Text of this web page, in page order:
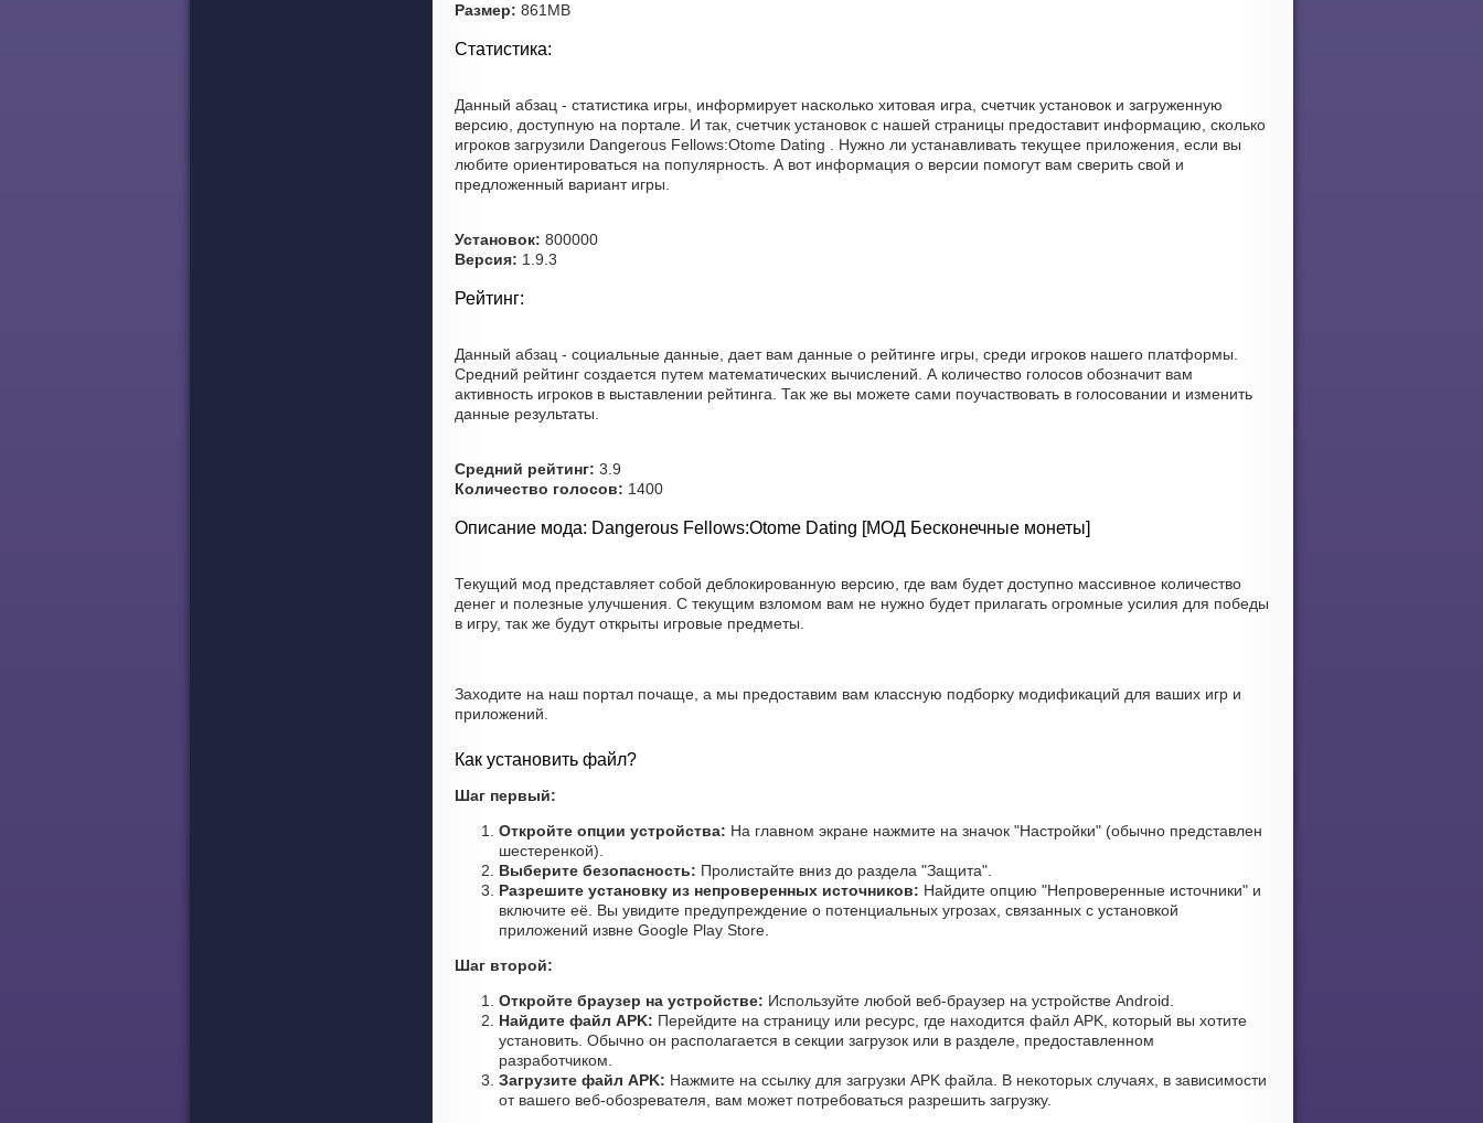
Размер: 861MB
Статистика:
Данный абзац - статистика игры, информирует насколько хитовая игра, счетчик установок и загруженную
версию, доступную на портале. И так, счетчик установок с нашей страницы предоставит информацию, сколько
игроков загрузили Dangerous Fellows:Otome Dating . Нужно ли устанавливать текущее приложения, если вы
любите ориентироваться на популярность. А вот информация о версии помогут вам сверить свой и
предложенный вариант игры.
Установок: 800000
Версия: 1.9.3
Рейтинг:
Данный абзац - социальные данные, дает вам данные о рейтинге игры, среди игроков нашего платформы.
Средний рейтинг создается путем математических вычислений. А количество голосов обозначит вам
активность игроков в выставлении рейтинга. Так же вы можете сами поучаствовать в голосовании и изменить
данные результаты.
Средний рейтинг: 3.9
Количество голосов: 1400
Описание мода: Dangerous Fellows:Otome Dating [МОД Бесконечные монеты]
Текущий мод представляет собой деблокированную версию, где вам будет доступно массивное количество
денег и полезные улучшения. С текущим взломом вам не нужно будет прилагать огромные усилия для победы
в игру, так же будут открыты игровые предметы.
Заходите на наш портал почаще, а мы предоставим вам классную подборку модификаций для ваших игр и
приложений.
Как установить файл?
Шаг первый:
Откройте опции устройства: На главном экране нажмите на значок "Настройки" (обычно представлен
шестеренкой).
Выберите безопасность: Пролистайте вниз до раздела "Защита".
Разрешите установку из непроверенных источников: Найдите опцию "Непроверенные источники" и
включите её. Вы увидите предупреждение о потенциальных угрозах, связанных с установкой
приложений извне Google Play Store.
Шаг второй:
Откройте браузер на устройстве: Используйте любой веб-браузер на устройстве Android.
Найдите файл APK: Перейдите на страницу или ресурс, где находится файл APK, который вы хотите
установить. Обычно он располагается в секции загрузок или в разделе, предоставленном
разработчиком.
Загрузите файл APK: Нажмите на ссылку для загрузки APK файла. В некоторых случаях, в зависимости
от вашего веб-обозревателя, вам может потребоваться разрешить загрузку.